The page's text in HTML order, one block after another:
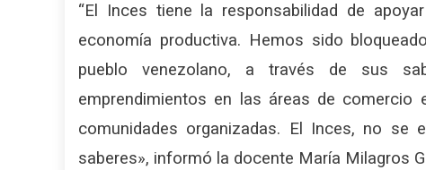
“El Inces tiene la responsabilidad de
economía productiva. Hemos sido
pueblo venezolano, a través de sus
emprendimientos en las áreas de
comunidades organizadas. El Inces, no se
saberes», informó la docente María Milagros